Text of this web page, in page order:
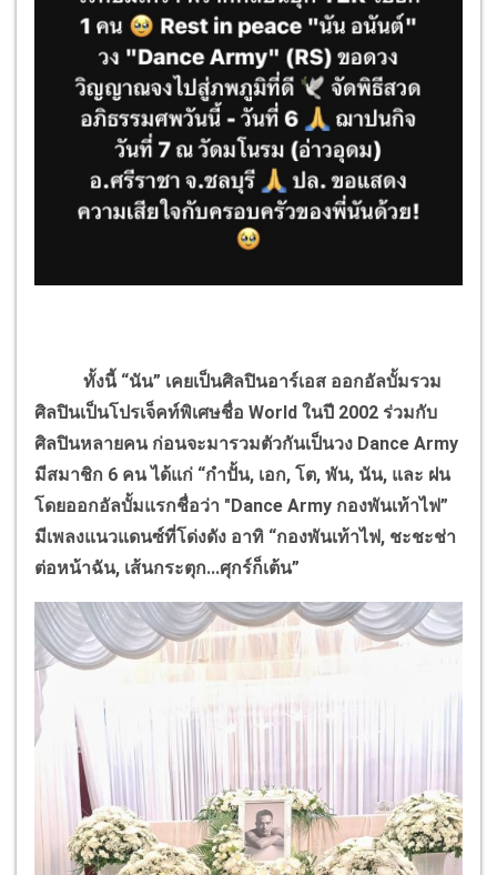
ทั้งนี้ “นัน” เคยเป็นศิลปินอาร์เอส ออกอัลบั้มรวม
ศิลปินเป็นโปรเจ็คท์พิเศษชื่อ World ในปี 2002 ร่วมกับ
ศิลปินหลายคน ก่อนจะมารวมตัวกันเป็นวง Dance Army
มีสมาชิก 6 คน ได้แก่ “กำปั้น, เอก, โต, พัน, นัน, และ ฝน
โดยออกอัลบั้มแรกชื่อว่า "Dance Army กองพันเท้าไฟ”
มีเพลงแนวแดนซ์ที่โด่งดัง อาทิ “กองพันเท้าไฟ, ชะชะช่า
ต่อหน้าฉัน, เส้นกระตุก...ศุกร์ก็เต้น”